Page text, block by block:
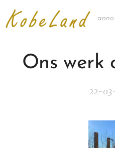
Ons werk
22-